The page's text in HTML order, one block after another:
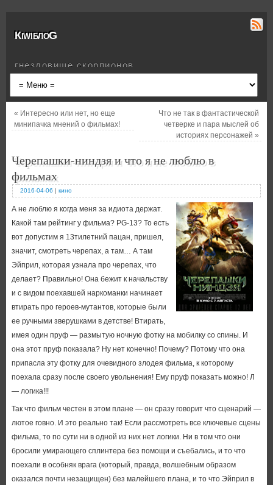
КiwiблоG
гнездовище скорпионов
« Интересно или нет, но еще
минипачка мнений о фильмах!
Что не так в фантастической
четверке и пара мыслей об
историях персонажей»
Черепашки-ниндзя и что я не люблю в
фильмах
2016-04-06 | кино
А не люблю я когда меня за идиота держат.
Какой там рейтинг у фильма? PG-13? То есть
вот допустим я 13тилетний пацан, пришел,
значит, смотреть черепах, а там… А там
Эйприл, которая узнала про черепах, что
делает? Правильно! Она бежит к начальству
и с видом поехавшей наркоманки начинает
втирать про героев-мутантов, которые были
ее ручными зверушками в детстве! Втирать,
имея один пруф — размытую ночную фотку на мобилку со спины. И
она этот пруф показала? Ну нет конечно! Почему? Потому что она
припасла эту фотку для очевидного злодея фильма, к которому
поехала сразу после своего увольнения! Ему пруф показать можно! Л
— логика!!!
Так что фильм честен в этом плане — он сразу говорит что сценарий —
лютое говно. И это реально так! Если рассмотреть все ключевые сцены
фильма, то по сути ни в одной из них нет логики. Ни в том что они
бросили умирающего сплинтера без помощи и съебались, и то что
поехали в особняк врага (который, правда, волшебным образом
оказался почти незащищен) без малейшего плана, и то что Эйприл в